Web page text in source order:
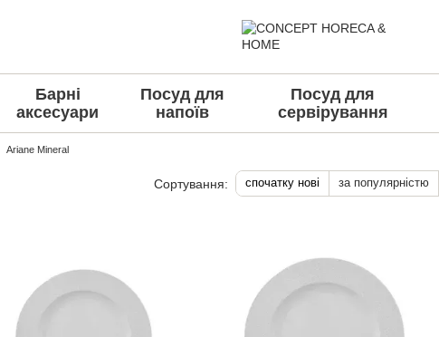
Барні
аксесуари
Посуд для
напоїв
Посуд для
сервірування
Ariane Mineral
Сортування: спочатку нові за популярністю